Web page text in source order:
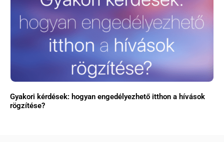
Gyakori kérdések: hogyan engedélyezhető itthon a hívások
rögzítése?